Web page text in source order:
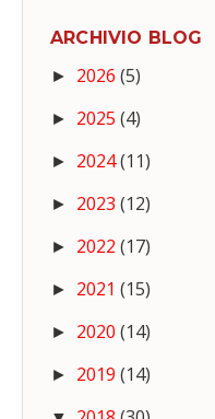
ARCHIVIO BLOG
► 2026 (5)
► 2025 (4)
► 2024(11)
► 2023 (12)
► 2022 (17)
► 2021 (15)
► 2020 (14)
► 2019 (14)